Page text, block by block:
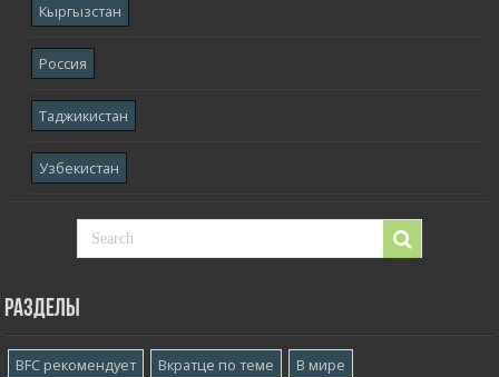
Кыргызстан
Россия
Таджикистан
Узбекистан
Разделы
BFC рекомендует Вкратце по теме
В мире